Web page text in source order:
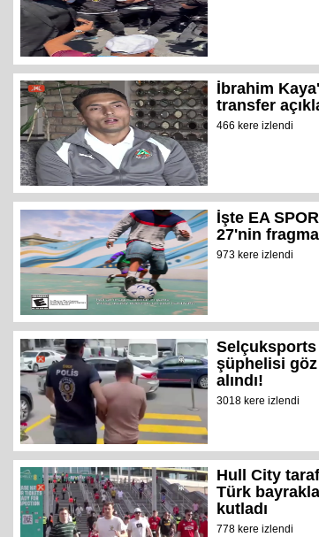
İbrahim
transfer
466 kere izlendi
İşte EA
27'nin
973 kere izlendi
Selçuksports
şüphelisi göz
alındı!
3018 kere izlendi
Hull City
Türk
kutladı
778 kere izlendi